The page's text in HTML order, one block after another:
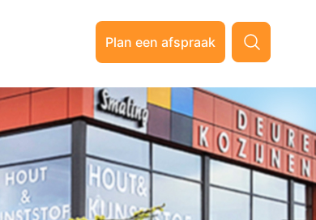
Plan een afspraak